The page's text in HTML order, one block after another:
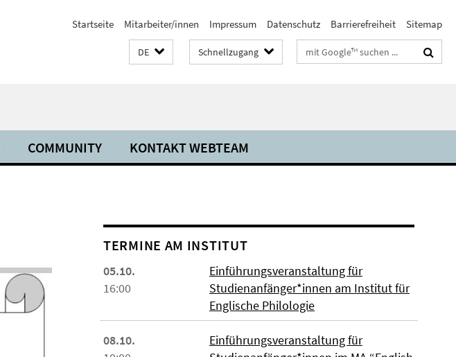
Startseite Mitarbeiter/innen Impressum Datenschutz Barrierefreiheit Sitemap
DE Schnellzugang Suchbegriffe
COMMUNITY KONTAKT WEBTEAM
TERMINE AM INSTITUT
05.10.
16:00
Einführungsveranstaltung für
Studienanfänger*innen am Institut für
Englische Philologie
08.10.
Einführungsveranstaltung für